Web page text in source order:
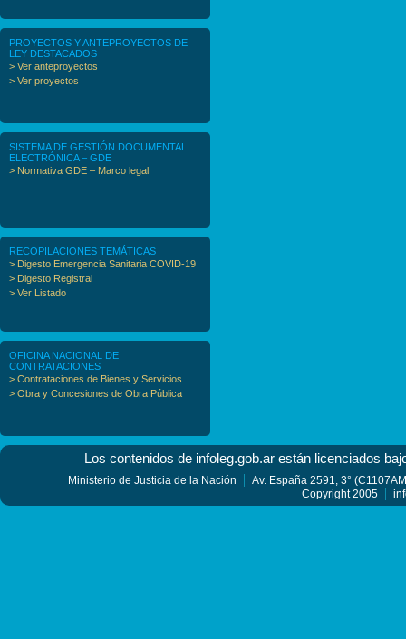
PROYECTOS Y ANTEPROYECTOS DE
LEY DESTACADOS
> Ver anteproyectos
> Ver proyectos
SISTEMA DE GESTIÓN DOCUMENTAL
ELECTRÓNICA – GDE
> Normativa GDE – Marco legal
RECOPILACIONES TEMÁTICAS
> Digesto Emergencia Sanitaria COVID-19
> Digesto Registral
> Ver Listado
OFICINA NACIONAL DE
CONTRATACIONES
> Contrataciones de Bienes y Servicios
> Obra y Concesiones de Obra Pública
Los contenidos de infoleg.gob.ar están licenciados
Ministerio de Justicia de la Nación
Av. España 2591, 3°
Copyright 2005